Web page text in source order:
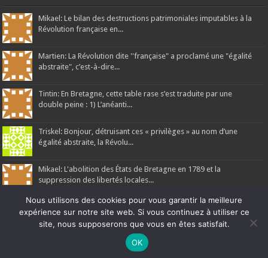
Mikael: Le bilan des destructions patrimoniales imputables à la
Révolution française en...
Martien: La Révolution dite ''française" a proclamé une "égalité
abstraite", c’est-à-dire...
Tintin: En Bretagne, cette table rase s’est traduite par une
double peine : 1) L’anéanti...
Triskel: Bonjour, détruisant ces « privilèges » au nom d’une
égalité abstraite, la Révolu...
Mikael: L'abolition des États de Bretagne en 1789 et la
suppression des libertés locales...
Ar Gedour 2026, tous droits réservés
Ne manquez pas la nouveauté de Bernard Rio "LA REVOLUTION DES
CLIQUEZ ICI POUR EN SAVOIR PLUS
Nous utilisons des cookies pour vous garantir la meilleure
expérience sur notre site web. Si vous continuez à utiliser ce
site, nous supposerons que vous en êtes satisfait.
OK